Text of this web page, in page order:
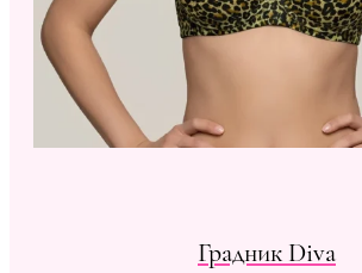
Градник Diva